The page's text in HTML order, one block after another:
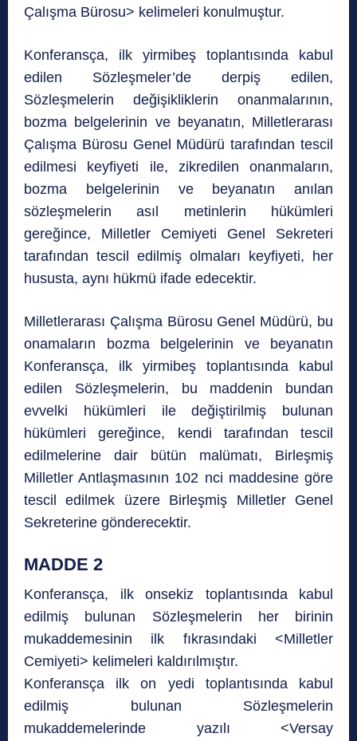
Çalışma Bürosu> kelimeleri konulmuştur.
Konferansça, ilk yirmibeş toplantısında kabul
edilen Sözleşmeler’de derpiş edilen,
Sözleşmelerin değişikliklerin onanmalarının,
bozma belgelerinin ve beyanatın, Milletlerarası
Çalışma Bürosu Genel Müdürü tarafından tescil
edilmesi keyfiyeti ile, zikredilen onanmaların,
bozma belgelerinin ve beyanatın anılan
sözleşmelerin asıl metinlerin hükümleri
gereğince, Milletler Cemiyeti Genel Sekreteri
tarafından tescil edilmiş olmaları keyfiyeti, her
hususta, aynı hükmü ifade edecektir.
Milletlerarası Çalışma Bürosu Genel Müdürü, bu
onamaların bozma belgelerinin ve beyanatın
Konferansça, ilk yirmibeş toplantısında kabul
edilen Sözleşmelerin, bu maddenin bundan
evvelki hükümleri ile değiştirilmiş bulunan
hükümleri gereğince, kendi tarafından tescil
edilmelerine dair bütün malümatı, Birleşmiş
Milletler Antlaşmasının 102 nci maddesine göre
tescil edilmek üzere Birleşmiş Milletler Genel
Sekreterine gönderecektir.
MADDE 2
Konferansça, ilk onsekiz toplantısında kabul
edilmiş bulunan Sözleşmelerin her birinin
mukaddemesinin ilk fıkrasındaki <Milletler
Cemiyeti> kelimeleri kaldırılmıştır.
Konferansça ilk on yedi toplantısında kabul
edilmiş bulunan Sözleşmelerin
mukaddemelerinde yazılı <Versay